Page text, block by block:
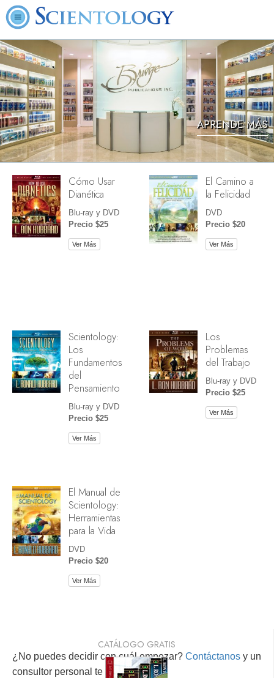
APRENDE MÁS
Cómo Usar
Dianética
Blu-ray y DVD
Precio $25
Ver Más
El Camino a
la Felicidad
DVD
Precio $20
Ver Más
Scientology:
Los
Fundamentos
del
Pensamiento
Blu-ray y DVD
Precio $25
Ver Más
Los
Problemas
del Trabajo
Blu-ray y DVD
Precio $25
Ver Más
El Manual de
Scientology:
Herramientas
para la Vida
DVD
Precio $20
Ver Más
¿No puedes decidir con cuál empezar? Contáctanos y un
consultor personal te ayudará.
CATÁLOGO GRATIS